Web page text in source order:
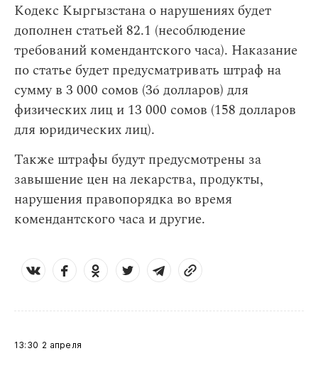
Кодекс Кыргызстана о нарушениях будет
дополнен статьей 82.1 (несоблюдение
требований комендантского часа). Наказание
по статье будет предусматривать штраф на
сумму в 3 000 сомов (36 долларов) для
физических лиц и 13 000 сомов (158 долларов
для юридических лиц).
Также штрафы будут предусмотрены за
завышение цен на лекарства, продукты,
нарушения правопорядка во время
комендантского часа и другие.
13:30 2 апреля